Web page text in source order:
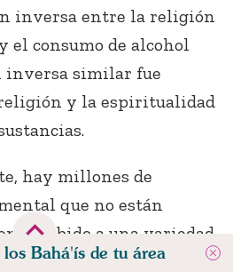
inversa entre la religión
consumo de alcohol
inversa similar fue
y la espiritualidad
hay millones de
que no están
debido a una variedad
figuran la pobreza, la
Bahá'ís de tu área